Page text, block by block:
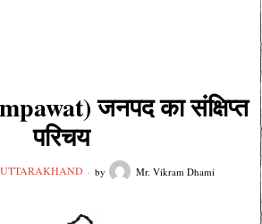
जनपद का संक्षिप्त
परिचय
UTTARAKHAND by Mr. Vikram Dhami